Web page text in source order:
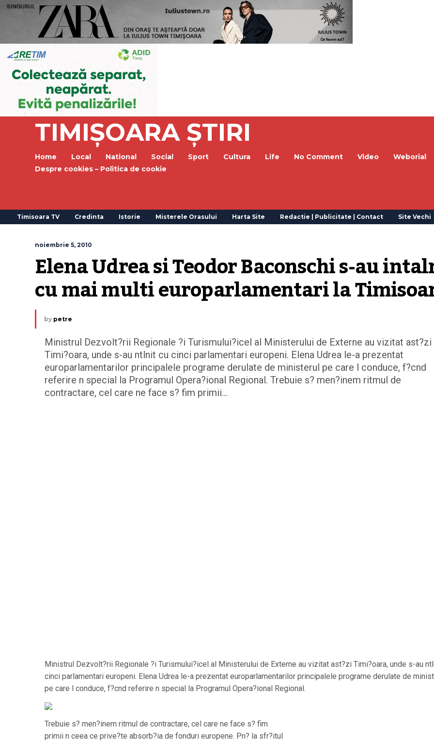
TIMIȘOARA ȘTIRI
Home Local National Social Sport Cultura Life No Comment Video
Weborial
Despre cookies – Politica de cookie
Timisoara TV Credinta Istorie Misterele Orasului Harta Site Redactie | Publicitate | Contact Site Vechi
noiembrie 5, 2010
Elena Udrea si Teodor Baconschi s-au
cu mai multi europarlamentari la
by petre
Ministrul Dezvolt?rii Regionale ?i Turismului?icel al Ministerului de Externe au vizitat ast?zi
Timi?oara, unde s-au ntlnit cu cinci parlamentari europeni. Elena Udrea le-a prezentat
europarlamentarilor principalele programe derulate de ministerul pe care l conduce, f?cnd
referire n special la Programul Opera?ional Regional. Trebuie s? men?inem ritmul de
contractare, cel care ne face s? fim primii…
Ministrul Dezvolt?rii Regionale ?i Turismului?icel al Ministerului de Externe au vizitat ast?zi Timi?oara, unde s-au
cinci parlamentari europeni. Elena Udrea le-a prezentat europarlamentarilor principalele programe derulate de
pe care l conduce, f?cnd referire n special la Programul Opera?ional Regional.
Trebuie s? men?inem ritmul de contractare, cel care ne face s? fim
primii n ceea ce prive?te absorb?ia de fonduri europene. Pn? la sfr?itul